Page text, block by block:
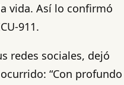
vida. Así lo confirmó
911.
redes sociales, dejó
“Con profundo